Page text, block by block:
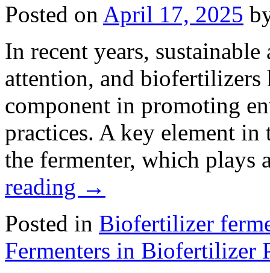
in
Lime
Production
Posted on April 17, 2025
In recent years,
attention, and biofertilizers
component in promoting
practices. A key element
the fermenter, which
reading →
Posted in Biofertilizer
Fermenters in Biofertilizer